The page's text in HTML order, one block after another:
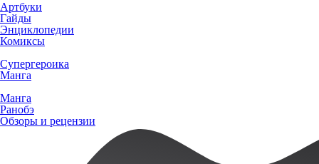
Артбуки
Гайды
Энциклопедии
Комиксы
Супергероика
Манга
Манга
Ранобэ
Обзоры и рецензии